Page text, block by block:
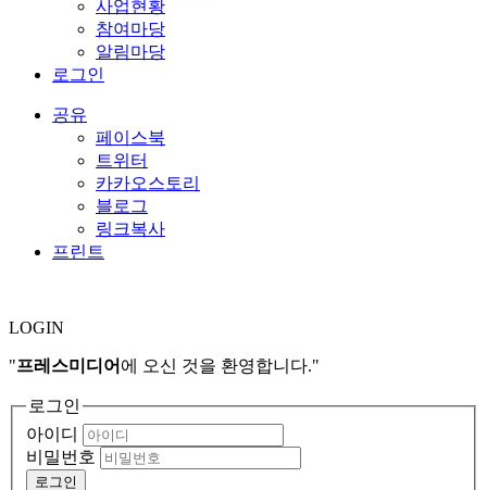
사업현황
참여마당
알림마당
로그인
공유
페이스북
트위터
카카오스토리
블로그
링크복사
프린트
LOGIN
"프레스미디어 에 오신 것을 환영합니다."
로그인
아이디
비밀번호